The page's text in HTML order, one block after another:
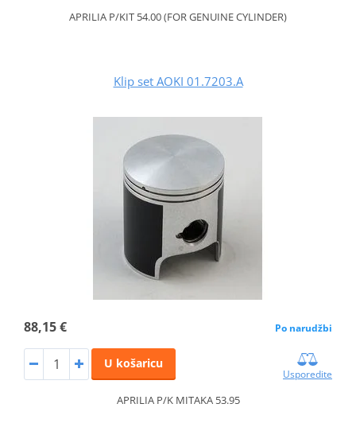
APRILIA P/KIT 54.00 (FOR GENUINE CYLINDER)
Klip set AOKI 01.7203.A
88,15 € Po narudžbi
U košaricu
Usporedite
APRILIA P/K MITAKA 53.95